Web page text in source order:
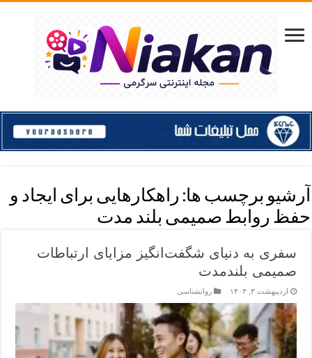
آرشیو برچسب ها: راهکارهایی برای ایجاد و
حفظ روابط صمیمی بلند مدت
سفری به دنیای شگفت‌انگیز مزایای ارتباطات
صمیمی بلندمدت
اردیبهشت ۳, ۱۴۰۳ روانشناسی